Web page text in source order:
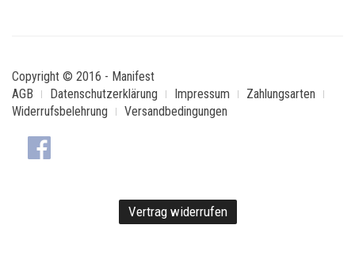
Copyright © 2016 - Manifest
AGB
Datenschutzerklärung Impressum
Zahlungsarten
Widerrufsbelehrung
Versandbedingungen
Vertrag widerrufen